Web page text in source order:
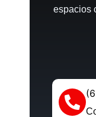
espacios